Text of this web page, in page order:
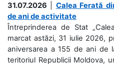
31.07.2026
Calea Ferată
de ani de activitate
Întreprinderea de Stat
marcat astăzi, 31 iulie 2026,
aniversarea a 155 de ani de
teritoriul Republicii Moldova,